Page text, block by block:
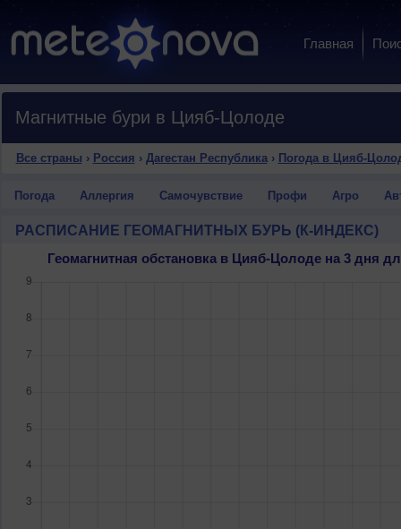
Главная
Магнитные бури в Цияб-Цолоде
Все страны › Россия › Дагестан Республика› Погода в Цияб-
Погода Аллергия Самочувствие Профи Агро
РАСПИСАНИЕ ГЕОМАГНИТНЫХ БУРЬ (К-ИНДЕКС)
Геомагнитная обстановка в Цияб-Цолоде на 3 дня